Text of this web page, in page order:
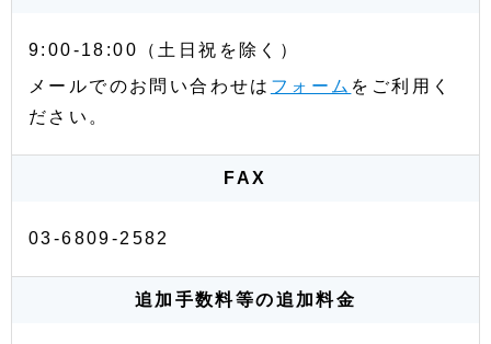
9:00-18:00（土日祝を除く）
メールでのお問い合わせは フォーム をご利用く
ださい。
FAX
03-6809-2582
追加手数料等の追加料金